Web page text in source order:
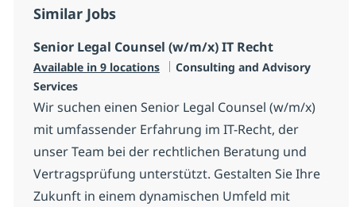
Similar Jobs
Senior Legal Counsel (w/m/x) IT Recht
Available in 9 locations Category
Consulting and Advisory
Services
Wir suchen einen Senior Legal Counsel (w/m/x)
mit umfassender Erfahrung im IT-Recht, der
unser Team bei der rechtlichen Beratung und
Vertragsprüfung unterstützt. Gestalten Sie Ihre
Zukunft in einem dynamischen Umfeld mit